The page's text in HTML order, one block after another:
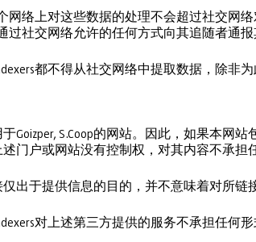
个网络上对这些数据的处理不会超过社交网
通过社交网络允许的任何方式向其追随者通
都不得从社交网络中提取数据，除非
Goizper, S.Coop的网站。因此，如果本网站
门户或网站没有控制权，对其内容不承担
出于提供信息的目的，并不意味着对所链
对上述第三方提供的服务不承担任何